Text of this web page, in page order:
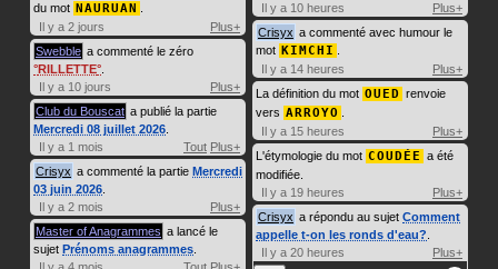
du mot NAURUAN
Il y a 2 jours
Plus+
Swebble a commenté le zéro
RILLETTE
Il y a 10 jours
Plus+
Club du Bouscat a publié la partie
Mercredi 08 juillet 2026
Il y a 1 mois
Tout Plus+
Crisyx a commenté la partie Mercredi
03 juin 2026
Il y a 2 mois
Plus+
Master of Anagrammes a lancé le
sujet Prénoms anagrammes
Il y a 10 heures
Plus+
Crisyx a commenté avec humour le
mot KIMCHI
Il y a 14 heures
Plus+
La définition du mot OUED renvoie
vers ARROYO
Il y a 15 heures
Plus+
L'étymologie du mot COUDÉE a été
modifiée.
Il y a 19 heures
Plus+
Crisyx a répondu au sujet Comment
appelle t-on les ronds d'eau?
Il y a 20 heures
Plus+